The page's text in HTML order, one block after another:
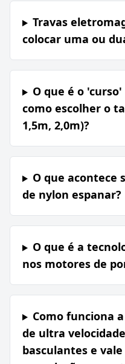
Travas
colocar uma ou
O que é o
como escolher o
1,5m, 2,0m)?
O que acontece
de nylon espanar?
O que é a
nos motores de
Como funciona
de ultra
basculantes e